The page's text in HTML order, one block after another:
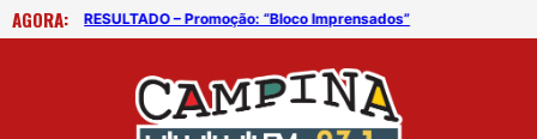
AGORA: RESULTADO – Promoção: “Bloco Imprensados”